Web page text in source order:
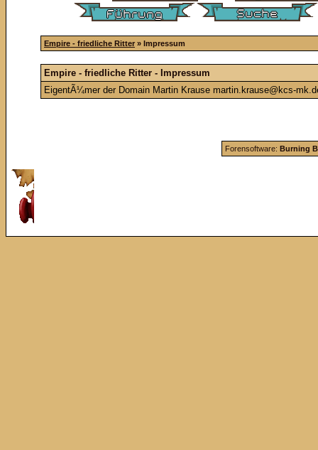
Empire - friedliche Ritter » Impressum
Empire - friedliche Ritter - Impressum
EigentÃ¼mer der Domain Martin Krause martin.krause@kcs-
Forensoftware: Burning